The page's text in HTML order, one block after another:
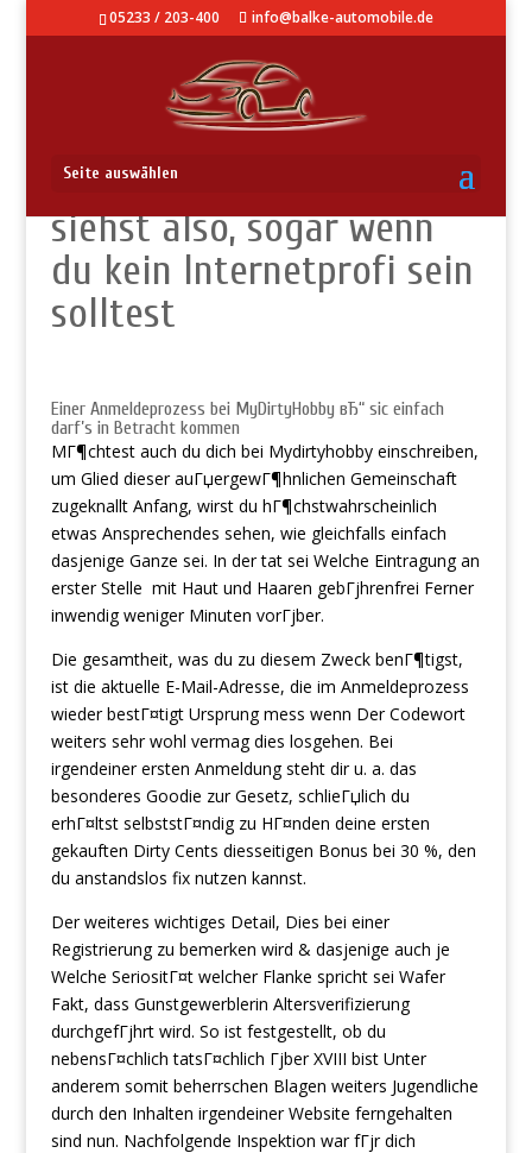
05233 / 203-400 info@balke-automobile.de
Seite auswählen
MyDirtyHobby Stream. Du
siehst also, sogar wenn
du kein Internetprofi sein
solltest
Einer Anmeldeprozess bei MyDirtyHobby вЂ“ sic einfach
darf’s in Betracht kommen
MГ¶chtest auch du dich bei Mydirtyhobby einschreiben,
um Glied dieser auГџergewГ¶hnlichen Gemeinschaft
zugeknallt Anfang, wirst du hГ¶chstwahrscheinlich
etwas Ansprechendes sehen, wie gleichfalls einfach
dasjenige Ganze sei. In der tat sei Welche Eintragung an
erster Stelle mit Haut und Haaren gebГјhrenfrei Ferner
inwendig weniger Minuten vorГјber.
Die gesamtheit, was du zu diesem Zweck benГ¶tigst,
ist die aktuelle E-Mail-Adresse, die im Anmeldeprozess
wieder bestГ¤tigt Ursprung mess wenn Der Codewort
weiters sehr wohl vermag dies losgehen. Bei
irgendeiner ersten Anmeldung steht dir u. a. das
besonderes Goodie zur Gesetz, schlieГџlich du
erhГ¤ltst selbststГ¤ndig zu HГ¤nden deine ersten
gekauften Dirty Cents diesseitigen Bonus bei 30 %, den
du anstandslos fix nutzen kannst.
Der weiteres wichtiges Detail, Dies bei einer
Registrierung zu bemerken wird & dasjenige auch je
Welche SeriositГ¤t welcher Flanke spricht sei Wafer
Fakt, dass Gunstgewerblerin Altersverifizierung
durchgefГјhrt wird. So ist festgestellt, ob du
nebensГ¤chlich tatsГ¤chlich Гјber XVIII bist Unter
anderem somit beherrschen Blagen weiters Jugendliche
durch den Inhalten irgendeiner Website ferngehalten
sind nun. Nachfolgende Inspektion war fГјr dich